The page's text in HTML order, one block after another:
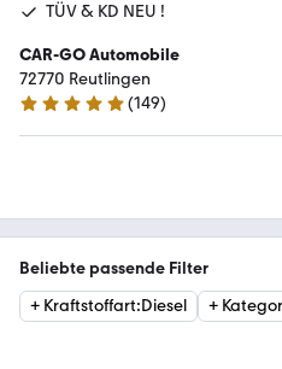
TÜV & KD NEU !
CAR-GO Automobile
72770 Reutlingen
4.9 Sterne
(149)
Beliebte passende Filter
+ Kraftstoffart:Diesel +